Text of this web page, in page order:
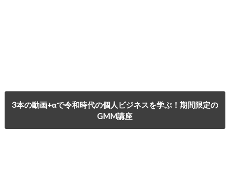
3本の動画+αで令和時代の個人ビジネスを学ぶ！期間限定の
GMM講座